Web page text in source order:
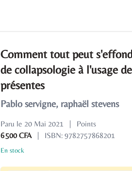
Comment tout peut
de collapsologie à l'usage
présentes
Pablo servigne, raphaël stevens
Paru le 20 Mai 2021 |
Points
6 500 CFA
| ISBN: 9782757868201
En stock